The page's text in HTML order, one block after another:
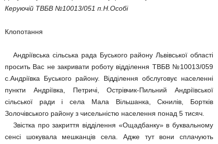
Керуючій ТВБВ №10013/051 п.Н.Особі
Клопотання
Андріївська сільська рада Буського району Львівської області
просить Вас не закривати роботу відділення ТВБВ №10013/059
с.Андріївка Буського району. Відділення обслуговує населенні
пункти Андріївка, Петричі, Острівчик-Пильний Андріївської
сільської ради і села Мала Вільшанка, Скнилів, Бортків
Золочівського району з чисельністю населення понад 5 тисяч.
Звістка про закриття відділення «Ощадбанку» в буквальному
сенсі шокувала мешканців села. Адже тут вони сплачують